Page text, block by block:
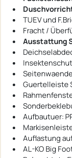
TUEV und
Fracht /
Ausstattung
Guertelleiste
Aufbautuer:
Auflastung
AL-KO Big